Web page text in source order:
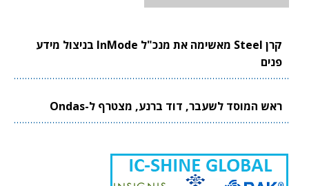
קרן Steel מאשימה את מנכ"ל InMode בניצול מידע
פנים
ראש המוסד לשעבר, דוד ברנע, מצטרף ל-Ondas